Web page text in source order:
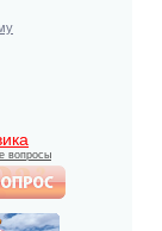
вопросы